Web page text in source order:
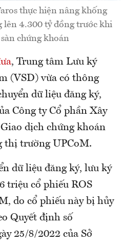
thực hiện nâng khống
lên 4.300 tỷ đồng trước khi
chứng khoán
, Trung tâm Lưu ký
(VSD) vừa có thông
dữ liệu đăng ký,
Công ty Cổ phần Xây
dịch chứng khoán
thị trường UPCoM.
dữ liệu đăng ký, lưu ký
triệu cổ phiếu ROS
do cổ phiếu này bị hủy
Quyết định số
25/8/2022 của Sở